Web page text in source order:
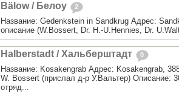
Bälow / Белоу 2
Название: Gedenkstein in Sandkrug Адрес:
описание (W.Bossert, Dr. H.-U.Hennies, Dr.
Halberstadt / Хальберштадт 0
Название: Kosakengrab Адрес: Kosakengrab,
W. Bossert (прислал д-р У.Вальтер) Описание:
отряд...